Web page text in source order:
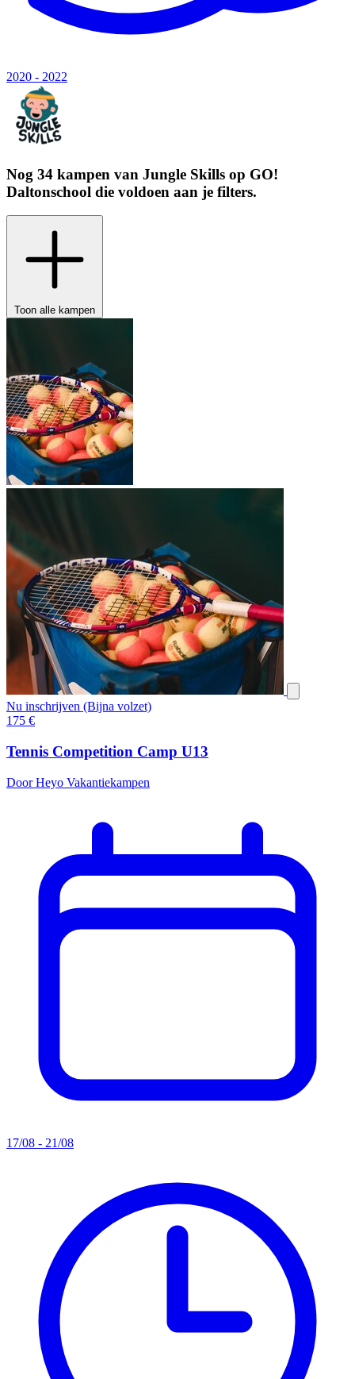
2020 - 2022
Nog 34 kampen van Jungle Skills op GO!
Daltonschool die voldoen aan je filters.
Toon alle kampen
Nu inschrijven (Bijna volzet)
175 €
Tennis Competition Camp U13
Door Heyo Vakantiekampen
17/08 - 21/08